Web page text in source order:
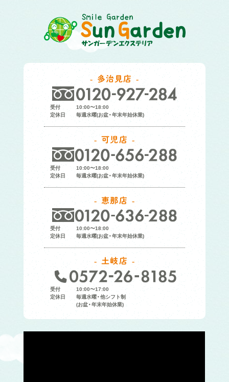
多治見店
受付
10:00〜18:00
定休日
毎週水曜(お盆・年末年始休業)
可児店
受付
10:00〜18:00
定休日
毎週水曜(お盆・年末年始休業)
恵那店
受付
10:00〜18:00
定休日
毎週水曜(お盆・年末年始休業)
土岐店
受付
10:00〜17:00
定休日
毎週水曜・他シフト制
(お盆・年末年始休業)